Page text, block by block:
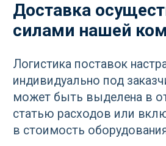
МЕНЮ
РАЗДЕЛЫ
Осушители
Фильтры
РЕКВИЗИТЫ
Политика
конфиденциальности